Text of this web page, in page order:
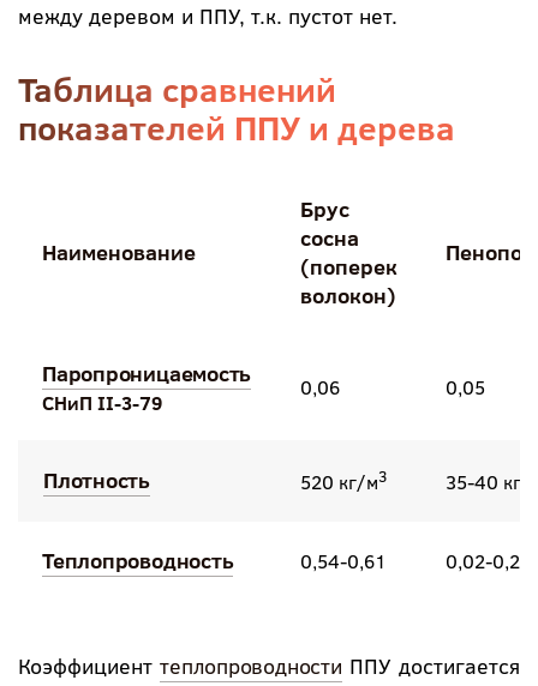
между деревом и ППУ, т.к. пустот нет.
Таблица сравнений
показателей ППУ и дерева
Наименование
Брус
сосна
(поперек
волокон)
Паропроницаемость
СНиП II-3-79
0,06 0,05
Плотность 520 кг/м3 35-40 кг/
Теплопроводность 0,54-0,61 0,02-0,26
Коэффициенттеплопроводности ППУ достигается